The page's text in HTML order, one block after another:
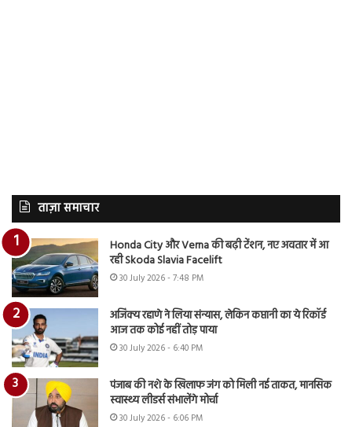
ताज़ा समाचार
Honda City और Verna की बढ़ी टेंशन, नए अवतार में आ
रही Skoda Slavia Facelift
30 July 2026 - 7:48 PM
अजिंक्य रहाणे ने लिया संन्यास, लेकिन कप्तानी का ये रिकॉर्ड
आज तक कोई नहीं तोड़ पाया
30 July 2026 - 6:40 PM
पंजाब की नशे के खिलाफ जंग को मिली नई ताकत, मानसिक
स्वास्थ्य लीडर्स संभालेंगे मोर्चा
30 July 2026 - 6:06 PM